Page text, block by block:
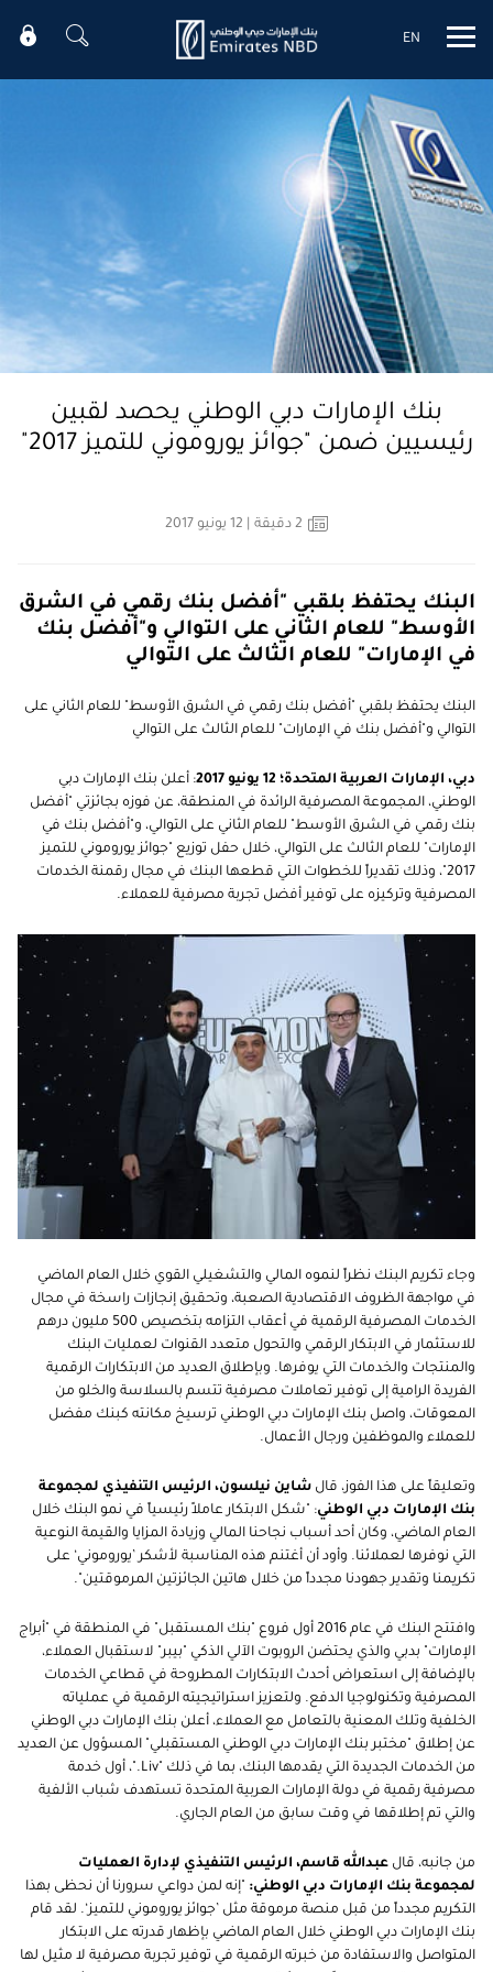
Mobile menu
EN
بنك الإمارات دبي الوطني يحصد لقبين
رئيسيين ضمن "جوائز يوروموني للتميز 2017"
2 دقيقة
البنك يحتفظ بلقبي "أفضل بنك رقمي في الشرق
الأوسط" للعام الثاني على التوالي و"أفضل بنك
في الإمارات" للعام الثالث على التوالي
البنك يحتفظ بلقبي "أفضل بنك رقمي في الشرق الأوسط" للعام الثاني على
التوالي و"أفضل بنك في الإمارات" للعام الثالث على التوالي
دبي، الإمارات العربية المتحدة؛ 12 يونيو 2017: أعلن بنك الإمارات دبي
الوطني، المجموعة المصرفية الرائدة في المنطقة، عن فوزه بجائزتي "أفضل
بنك رقمي في الشرق الأوسط" للعام الثاني على التوالي، و"أفضل بنك في
الإمارات" للعام الثالث على التوالي، خلال حفل توزيع "جوائز يوروموني للتميز
2017"، وذلك تقديراً للخطوات التي قطعها البنك في مجال رقمنة الخدمات
المصرفية وتركيزه على توفير أفضل تجربة مصرفية للعملاء.
وجاء تكريم البنك نظراً لنموه المالي والتشغيلي القوي خلال العام الماضي
في مواجهة الظروف الاقتصادية الصعبة، وتحقيق إنجازات راسخة في مجال
الخدمات المصرفية الرقمية في أعقاب التزامه بتخصيص 500 مليون درهم
للاستثمار في الابتكار الرقمي والتحول متعدد القنوات لعمليات البنك
والمنتجات والخدمات التي يوفرها. وبإطلاق العديد من الابتكارات الرقمية
الفريدة الرامية إلى توفير تعاملات مصرفية تتسم بالسلاسة والخلو من
المعوقات، واصل بنك الإمارات دبي الوطني ترسيخ مكانته كبنك مفضل
للعملاء والموظفين ورجال الأعمال.
وتعليقاً على هذا الفوز، قال شاين نيلسون، الرئيس التنفيذي لمجموعة
بنك الإمارات دبي الوطني: "شكل الابتكار عاملاً رئيسياً في نمو البنك خلال
العام الماضي، وكان أحد أسباب نجاحنا المالي وزيادة المزايا والقيمة النوعية
التي نوفرها لعملائنا. وأود أن أغتنم هذه المناسبة لأشكر ’يوروموني‘ على
تكريمنا وتقدير جهودنا مجدداً من خلال هاتين الجائزتين المرموقتين".
وافتتح البنك في عام 2016 أول فروع "بنك المستقبل" في المنطقة في "أبراج
الإمارات" بدبي والذي يحتضن الروبوت الآلي الذكي "بيبر" لاستقبال العملاء،
بالإضافة إلى استعراض أحدث الابتكارات المطروحة في قطاعي الخدمات
المصرفية وتكنولوجيا الدفع. ولتعزيز استراتيجيته الرقمية في عملياته
الخلفية وتلك المعنية بالتعامل مع العملاء، أعلن بنك الإمارات دبي الوطني
عن إطلاق "مختبر بنك الإمارات دبي الوطني المستقبلي" المسؤول عن العديد
من الخدمات الجديدة التي يقدمها البنك، بما في ذلك " Liv.
"، أول خدمة
مصرفية رقمية في دولة الإمارات العربية المتحدة تستهدف شباب الألفية
والتي تم إطلاقها في وقت سابق من العام الجاري.
من جانبه، قال عبدالله قاسم، الرئيس التنفيذي لإدارة العمليات
لمجموعة بنك الإمارات دبي الوطني: "إنه لمن دواعي سرورنا أن نحظى بهذا
التكريم مجدداً من قبل منصة مرموقة مثل ’جوائز يوروموني للتميز‘. لقد قام
بنك الإمارات دبي الوطني خلال العام الماضي بإظهار قدرته على الابتكار
المتواصل والاستفادة من خبرته الرقمية في توفير تجربة مصرفية لا مثيل لها